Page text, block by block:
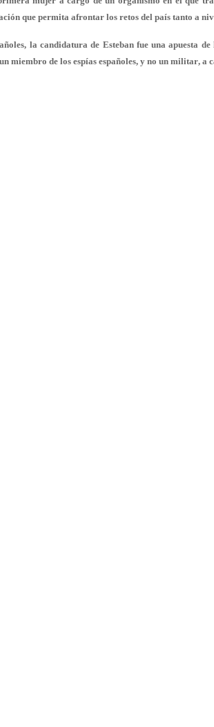
que permita afrontar los retos del país tanto a
la candidatura de Esteban fue una apuesta
miembro de los espías españoles, y no un militar, a